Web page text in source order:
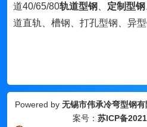
道40/65/80轨道型钢 定制型钢
道直轨、槽钢、打孔型钢、异型
Powered by 无锡市伟承冷弯型钢有
案号： 苏ICP备